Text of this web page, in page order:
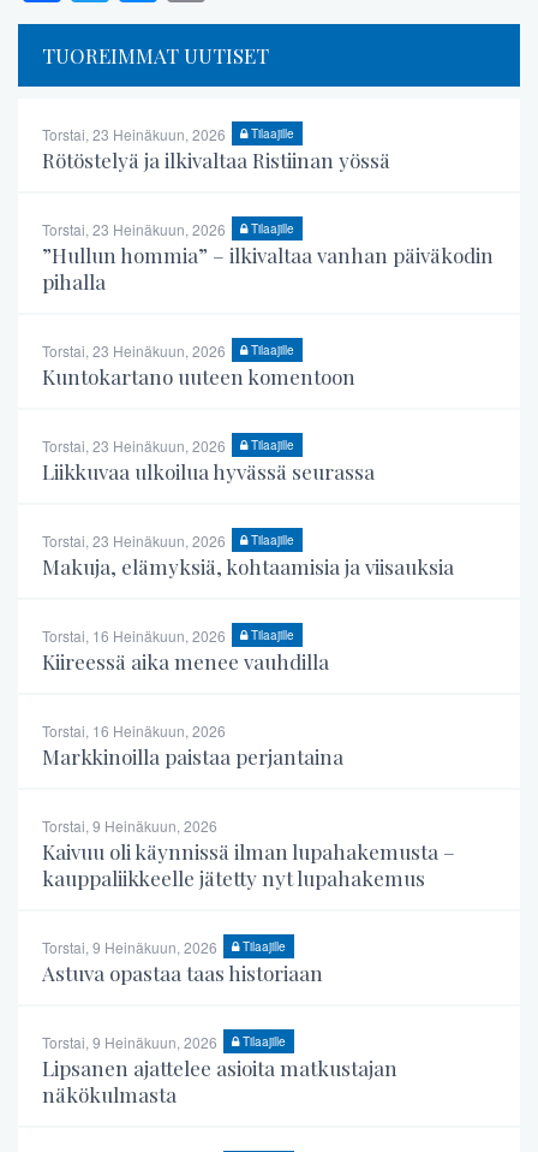
TUOREIMMAT UUTISET
Torstai, 23 Heinäkuun, 2026 Tilaajille
Rötöstelyä ja ilkivaltaa Ristiinan yössä
Torstai, 23 Heinäkuun, 2026 Tilaajille
”Hullun hommia” – ilkivaltaa vanhan päiväkodin
pihalla
Torstai, 23 Heinäkuun, 2026 Tilaajille
Kuntokartano uuteen komentoon
Torstai, 23 Heinäkuun, 2026 Tilaajille
Liikkuvaa ulkoilua hyvässä seurassa
Torstai, 23 Heinäkuun, 2026 Tilaajille
Makuja, elämyksiä, kohtaamisia ja viisauksia
Torstai, 16 Heinäkuun, 2026 Tilaajille
Kiireessä aika menee vauhdilla
Torstai, 16 Heinäkuun, 2026
Markkinoilla paistaa perjantaina
Torstai, 9 Heinäkuun, 2026
Kaivuu oli käynnissä ilman lupahakemusta –
kauppaliikkeelle jätetty nyt lupahakemus
Torstai, 9 Heinäkuun, 2026 Tilaajille
Astuva opastaa taas historiaan
Torstai, 9 Heinäkuun, 2026 Tilaajille
Lipsanen ajattelee asioita matkustajan
näkökulmasta